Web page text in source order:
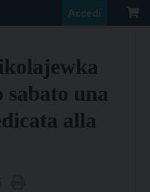
Accedi
sabato una
alla